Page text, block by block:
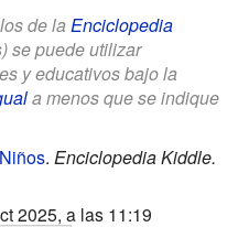
de la Enciclopedia
se puede utilizar
y educativos bajo la
a menos que se indique
. Enciclopedia Kiddle.
2025, a las 11:19